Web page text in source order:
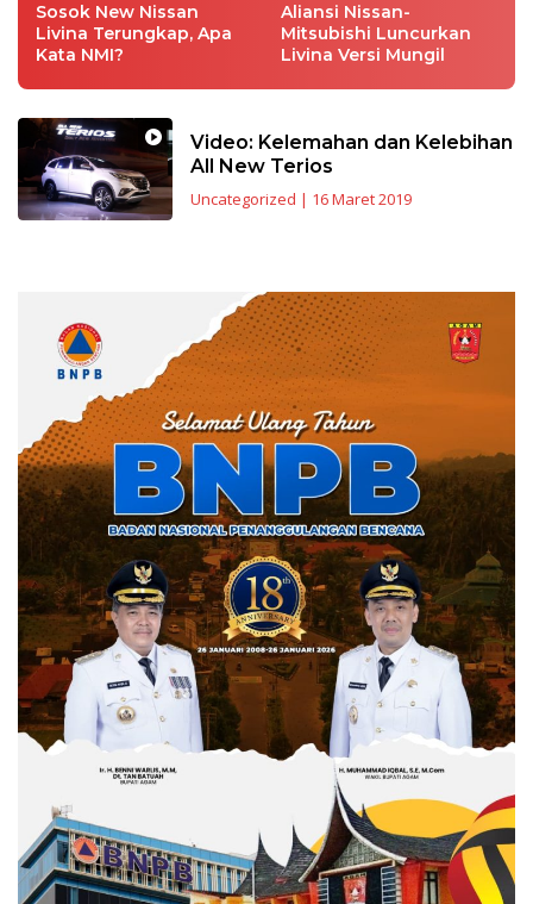
Sosok New Nissan
Livina Terungkap, Apa
Kata NMI?
Aliansi Nissan-
Mitsubishi Luncurkan
Livina Versi Mungil
Video: Kelemahan dan Kelebihan
All New Terios
Uncategorized | 16 Maret 2019